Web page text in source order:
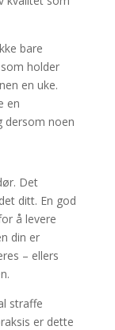
bare
holder
en uke.
en
dersom noen
Det
ditt. En god
å levere
din er
– ellers
straffe
er dette